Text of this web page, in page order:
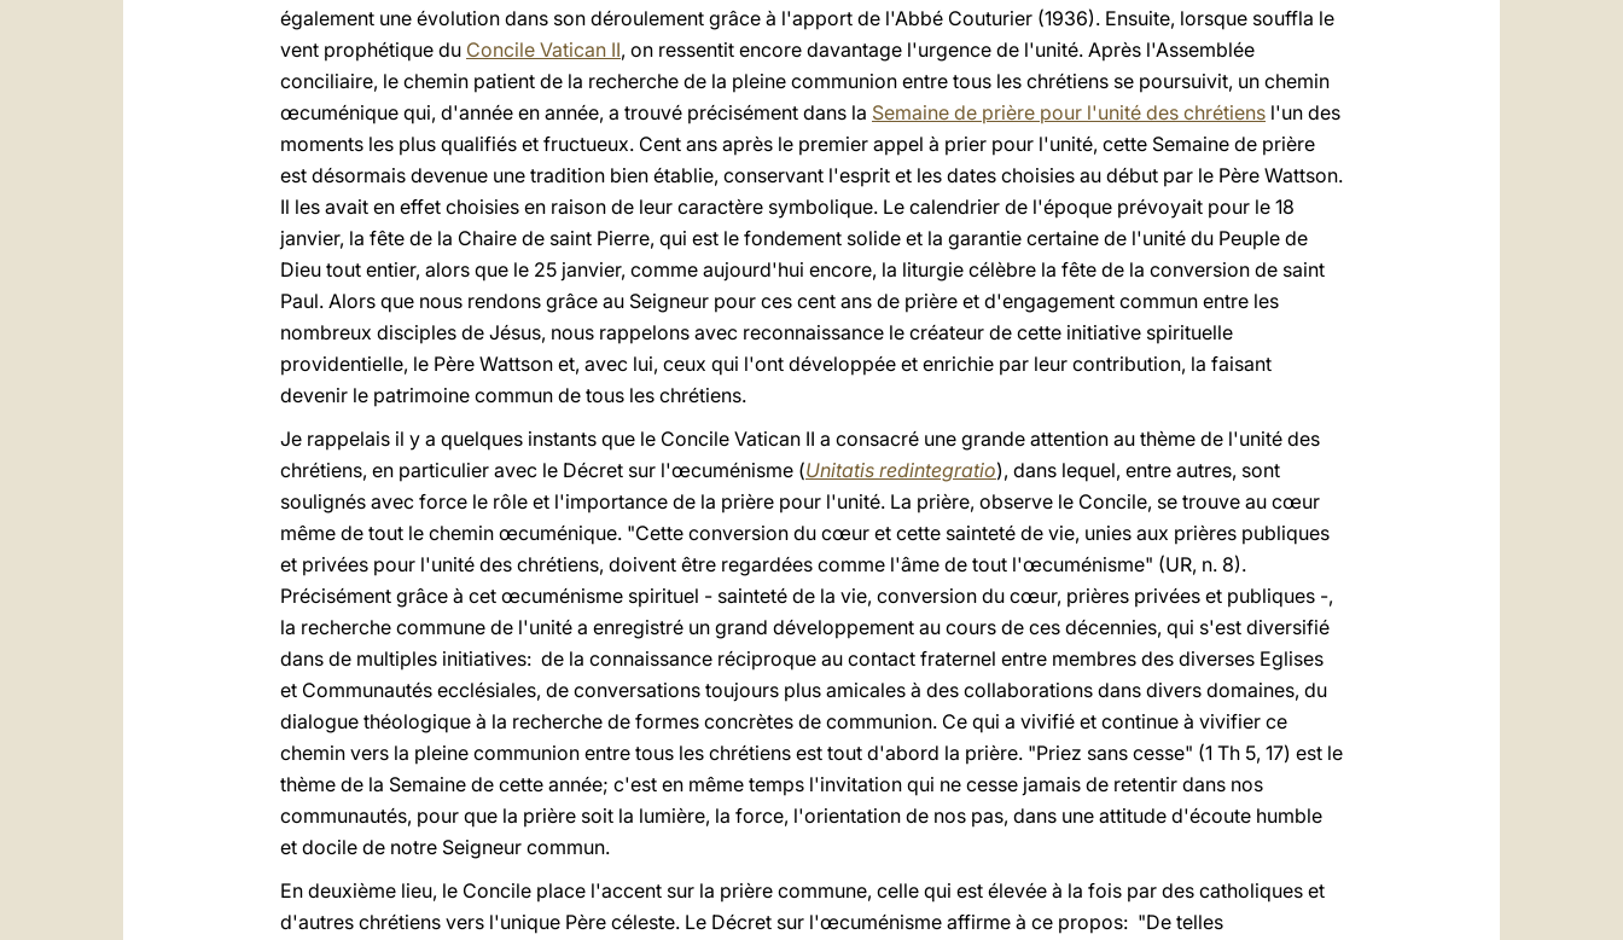
également une évolution dans son déroulement grâce à l'apport de l'Abbé Couturier (1936). Ensuite, lorsque souffla le
vent prophétique du Concile Vatican II, on ressentit encore davantage l'urgence de l'unité. Après l'Assemblée
conciliaire, le chemin patient de la recherche de la pleine communion entre tous les chrétiens se poursuivit, un chemin
œcuménique qui, d'année en année, a trouvé précisément dans la Semaine de prière pour l'unité des chrétiens l'un des
moments les plus qualifiés et fructueux. Cent ans après le premier appel à prier pour l'unité, cette Semaine de prière
est désormais devenue une tradition bien établie, conservant l'esprit et les dates choisies au début par le Père Wattson.
Il les avait en effet choisies en raison de leur caractère symbolique. Le calendrier de l'époque prévoyait pour le 18
janvier, la fête de la Chaire de saint Pierre, qui est le fondement solide et la garantie certaine de l'unité du Peuple de
Dieu tout entier, alors que le 25 janvier, comme aujourd'hui encore, la liturgie célèbre la fête de la conversion de saint
Paul. Alors que nous rendons grâce au Seigneur pour ces cent ans de prière et d'engagement commun entre les
nombreux disciples de Jésus, nous rappelons avec reconnaissance le créateur de cette initiative spirituelle
providentielle, le Père Wattson et, avec lui, ceux qui l'ont développée et enrichie par leur contribution, la faisant
devenir le patrimoine commun de tous les chrétiens.
Je rappelais il y a quelques instants que le Concile Vatican II a consacré une grande attention au thème de l'unité des
chrétiens, en particulier avec le Décret sur l'œcuménisme (Unitatis redintegratio), dans lequel, entre autres, sont
soulignés avec force le rôle et l'importance de la prière pour l'unité. La prière, observe le Concile, se trouve au cœur
même de tout le chemin œcuménique. "Cette conversion du cœur et cette sainteté de vie, unies aux prières publiques
et privées pour l'unité des chrétiens, doivent être regardées comme l'âme de tout l'œcuménisme" (UR, n. 8).
Précisément grâce à cet œcuménisme spirituel - sainteté de la vie, conversion du cœur, prières privées et publiques -,
la recherche commune de l'unité a enregistré un grand développement au cours de ces décennies, qui s'est diversifié
dans de multiples initiatives: de la connaissance réciproque au contact fraternel entre membres des diverses Eglises
et Communautés ecclésiales, de conversations toujours plus amicales à des collaborations dans divers domaines, du
dialogue théologique à la recherche de formes concrètes de communion. Ce qui a vivifié et continue à vivifier ce
chemin vers la pleine communion entre tous les chrétiens est tout d'abord la prière. "Priez sans cesse" (1 Th 5, 17) est le
thème de la Semaine de cette année; c'est en même temps l'invitation qui ne cesse jamais de retentir dans nos
communautés, pour que la prière soit la lumière, la force, l'orientation de nos pas, dans une attitude d'écoute humble
et docile de notre Seigneur commun.
En deuxième lieu, le Concile place l'accent sur la prière commune, celle qui est élevée à la fois par des catholiques et
d'autres chrétiens vers l'unique Père céleste. Le Décret sur l'œcuménisme affirme à ce propos: "De telles